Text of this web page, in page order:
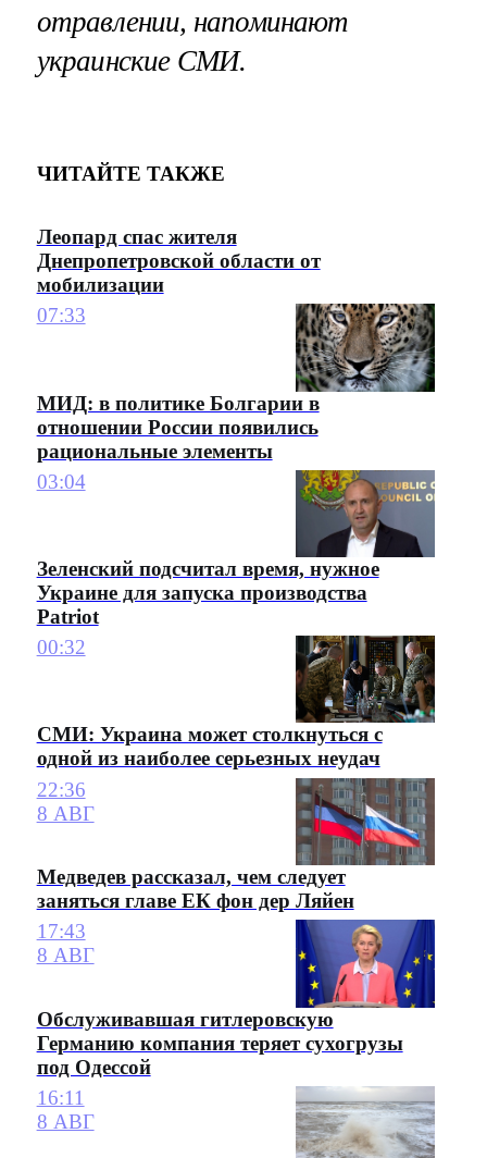
отравлении, напоминают
украинские СМИ.
ЧИТАЙТЕ ТАКЖЕ
Леопард спас жителя
Днепропетровской области от
мобилизации
07:33
МИД: в политике Болгарии в
отношении России появились
рациональные элементы
03:04
Зеленский подсчитал время, нужное
Украине для запуска производства
Patriot
00:32
СМИ: Украина может столкнуться с
одной из наиболее серьезных неудач
22:36
8 АВГ
Медведев рассказал, чем следует
заняться главе ЕК фон дер Ляйен
17:43
8 АВГ
Обслуживавшая гитлеровскую
Германию компания теряет сухогрузы
под Одессой
16:11
8 АВГ